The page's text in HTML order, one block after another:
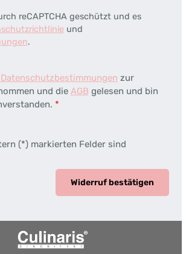
reCAPTCHA geschützt und es
und
.
Datenschutzbestimmungen zur
und die AGB gelesen und bin
*
(*) markierten Felder sind
Widerruf bestätigen